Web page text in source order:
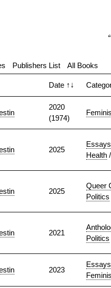
Publishers List All Books
Date ↑↓
2020
(1974)
2025
Essays
Health /
2025
Queer
Politics
2021
Politics
2023
Essays